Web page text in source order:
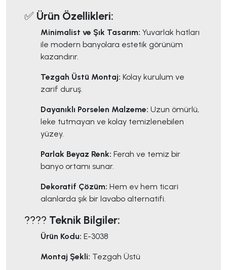
✅ Ürün Özellikleri:
Minimalist ve Şık Tasarım: Yuvarlak hatları
ile modern banyolara estetik görünüm
kazandırır.
Tezgah Üstü Montaj: Kolay kurulum ve
zarif duruş.
Dayanıklı Porselen Malzeme: Uzun ömürlü,
leke tutmayan ve kolay temizlenebilen
yüzey.
Parlak Beyaz Renk: Ferah ve temiz bir
banyo ortamı sunar.
Dekoratif Çözüm: Hem ev hem ticari
alanlarda şık bir lavabo alternatifi.
???? Teknik Bilgiler:
Ürün Kodu: E-3038
Montaj Şekli: Tezgah Üstü